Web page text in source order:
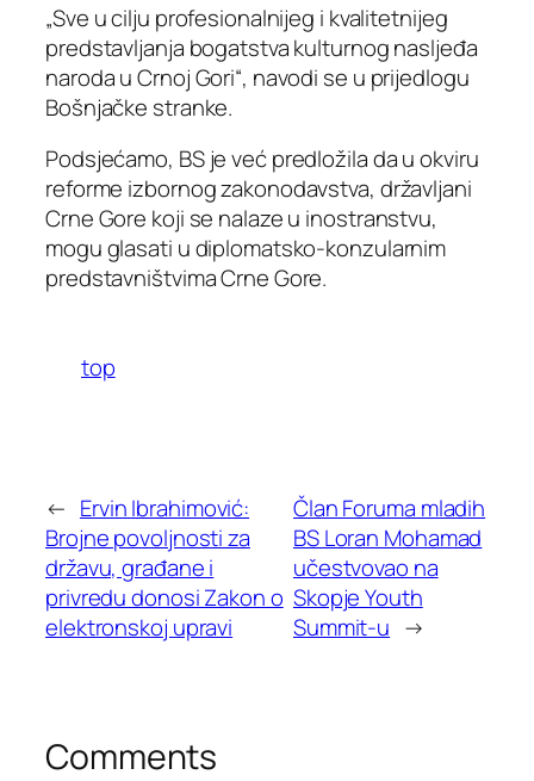
„Sve u cilju profesionalnijeg i kvalitetnijeg
predstavljanja bogatstva kulturnog nasljeđa
naroda u Crnoj Gori“, navodi se u prijedlogu
Bošnjačke stranke.
Podsjećamo, BS je već predložila da u okviru
reforme izbornog zakonodavstva, državljani
Crne Gore koji se nalaze u inostranstvu,
mogu glasati u diplomatsko-konzularnim
predstavništvima Crne Gore.
top
← Ervin Ibrahimović:
Brojne povoljnosti za
državu, građane i
privredu donosi Zakon o
elektronskoj upravi
Član Foruma mladih
BS Loran Mohamad
učestvovao na
Skopje Youth
Summit-u →
Comments